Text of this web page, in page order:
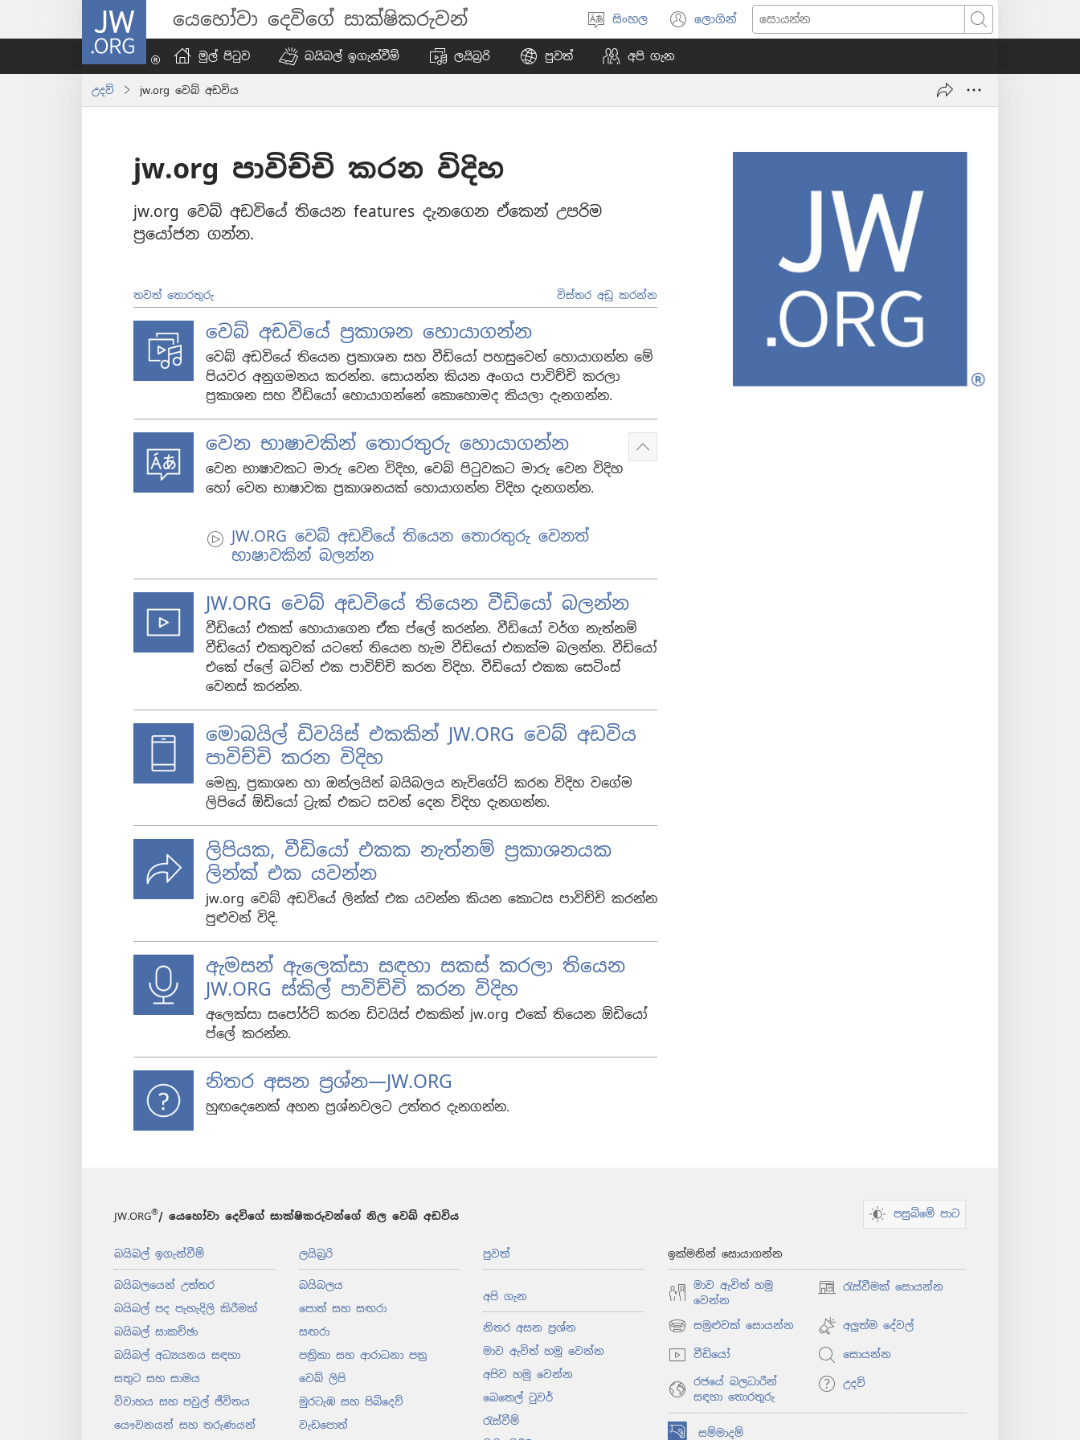
JW.ORG යෙහෝවා දෙවිගේ සාක්ෂිකරුවන්
භාෂාව
තෝරන්න
සිංහල ලොගින්
(opens
new
සොයන්න
මුල් පිටුව බයිබල් ඉගැන්වීම් ලයිබ්‍රරි පුවත් අපි ගැන
උදව් jw.org වෙබ් අඩවිය
jw.org පාවිච්චි කරන විදිහ
jw.org වෙබ් අඩවියේ තියෙන features දැනගෙන ඒකෙන් උපරිම
ප්‍රයෝජන ගන්න.
තවත් තොරතුරු විස්තර අඩු කරන්න
වෙබ් අඩවියේ ප්‍රකාශන හොයාගන්න
වෙබ් අඩවියේ තියෙන ප්‍රකාශන සහ වීඩියෝ පහසුවෙන් හොයාගන්න මේ
පියවර අනුගමනය කරන්න. සොයන්න කියන අංගය පාවිච්චි කරලා
ප්‍රකාශන සහ වීඩියෝ හොයාගන්නේ කොහොමද කියලා දැනගන්න.
වෙන භාෂාවකින් තොරතුරු හොයාගන්න
වෙන භාෂාවකට මාරු වෙන විදිහ, වෙබ් පිටුවකට මාරු වෙන විදිහ
හෝ වෙන භාෂාවක ප්‍රකාශනයක් හොයාගන්න විදිහ දැනගන්න.
Show
JW.ORG වෙබ් අඩවියේ තියෙන තොරතුරු වෙනත්
භාෂාවකින් බලන්න
JW.ORG වෙබ් අඩවියේ තියෙන වීඩියෝ බලන්න
වීඩියෝ එකක් හොයාගෙන ඒක ප්ලේ කරන්න. වීඩියෝ වර්ග නැත්නම්
වීඩියෝ එකතුවක් යටතේ තියෙන හැම වීඩියෝ එකක්ම බලන්න. වීඩියෝ
එකේ ප්ලේ බට්න් එක පාවිච්චි කරන විදිහ. වීඩියෝ එකක සෙටිංස්
වෙනස් කරන්න.
මොබයිල් ඩිවයිස් එකකින් JW.ORG වෙබ් අඩවිය
පාවිච්චි කරන විදිහ
මෙනු, ප්‍රකාශන හා ඔන්ලයින් බයිබලය නැවිගේට් කරන විදිහ වගේම
ලිපියේ ඕඩියෝ ට්‍රැක් එකට සවන් දෙන විදිහ දැනගන්න.
ලිපියක, වීඩියෝ එකක නැත්නම් ප්‍රකාශනයක
ලින්ක් එක යවන්න
jw.org වෙබ් අඩවියේ ලින්ක් එක යවන්න කියන කොටස පාවිච්චි කරන්න
පුළුවන් විදි.
ඇමසන් ඇලෙක්සා සඳහා සකස් කරලා තියෙන
JW.ORG ස්කිල් පාවිච්චි කරන විදිහ
අලෙක්සා සපෝර්ට් කරන ඩිවයිස් එකකින් jw.org එකේ තියෙන ඕඩියෝ
ප්ලේ කරන්න.
නිතර අසන ප්‍රශ්න​—JW.ORG
හුඟදෙනෙක් අහන ප්‍රශ්නවලට උත්තර දැනගන්න.
JW.ORG®/ යෙහෝවා දෙවිගේ සාක්ෂිකරුවන්ගේ නිල වෙබ් අඩවිය පසුබිමේ පාට
බයිබල් ඉගැන්වීම්
බයිබලයෙන් උත්තර
බයිබල් පද පැහැදිලි කිරීමක්
බයිබල් සාකච්ඡා
බයිබල් අධ්‍යයනය සඳහා
සතුට සහ සාමය
විවාහය සහ පවුල් ජීවිතය
යෞවනයන් සහ තරුණයන්
ලයිබ්‍රරි
බයිබලය
පොත් සහ සඟරා
සඟරා
පත්‍රිකා සහ ආරාධනා පත්‍ර
වෙබ් ලිපි
මුරටැඹ සහ පිබිදෙව්
වැඩපොත්
පුවත්
අපි ගැන
නිතර අසන ප්‍රශ්න
මාව ඇවිත් හමු වෙන්න
අපිව හමු වෙන්න
බෙතෙල් ටුවර්
රැස්වීම්
ඉක්මනින් සොයාගන්න
මාව ඇවිත් හමු
වෙන්න
රැස්වීමක් සොයන්න
(opens
window)
සමුළුවක් සොයන්න
(opens
new
window)
අලුත්ම දේවල්
වීඩියෝ
සොයන්න
රජයේ බලධාරීන්
සඳහා තොරතුරු
උදව්
සම්මාදම්